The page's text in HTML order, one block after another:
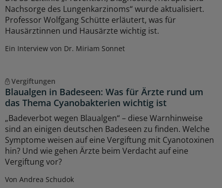
Nachsorge des Lungenkarzinoms“ wurde aktualisiert.
Professor Wolfgang Schütte erläutert, was für
Hausärztinnen und Hausärzte wichtig ist.
Ein Interview von Dr. Miriam Sonnet
Vergiftungen
Blaualgen in Badeseen: Was für Ärzte rund um
das Thema Cyanobakterien wichtig ist
„Badeverbot wegen Blaualgen“ – diese Warnhinweise
sind an einigen deutschen Badeseen zu finden. Welche
Symptome weisen auf eine Vergiftung mit Cyanotoxinen
hin? Und wie gehen Ärzte beim Verdacht auf eine
Vergiftung vor?
Von Andrea Schudok